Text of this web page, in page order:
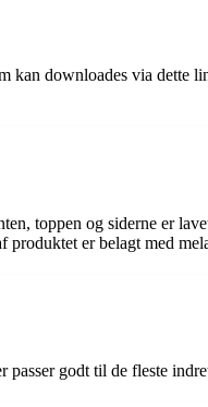
kan downloades via
toppen og siderne er
er belagt med
godt til de fleste